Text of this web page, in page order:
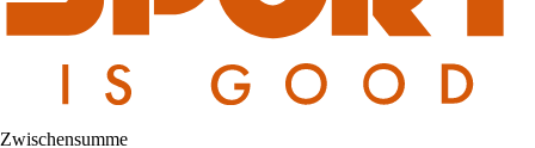
Zwischensumme